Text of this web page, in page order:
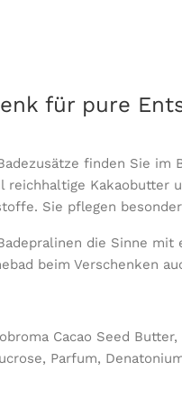
für pure
finden Sie im
Kakaobutter
Sie pflegen
die Sinne
beim Verschenken
Cacao Seed
Parfum,